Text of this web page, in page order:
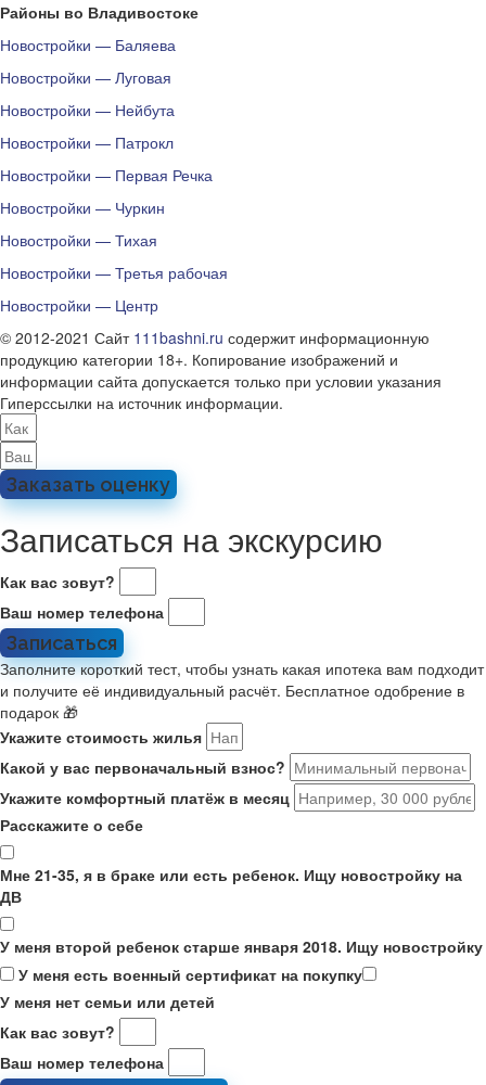
Районы во Владивостоке
Новостройки — Баляева
Новостройки — Луговая
Новостройки — Нейбута
Новостройки — Патрокл
Новостройки — Первая Речка
Новостройки — Чуркин
Новостройки — Тихая
Новостройки — Третья рабочая
Новостройки — Центр
© 2012-2021 Сайт 111bashni.ru содержит информационную
продукцию категории 18+. Копирование изображений и
информации сайта допускается только при условии указания
Гиперссылки на источник информации.
Заказать оценку
Записаться на экскурсию
Как вас зовут?
Ваш номер телефона
Записаться
Заполните короткий тест, чтобы узнать какая ипотека вам подходит
и получите её индивидуальный расчёт. Бесплатное одобрение в
подарок 🎁
Укажите стоимость жилья
Какой у вас первоначальный взнос?
Укажите комфортный платёж в месяц
Расскажите о себе
Мне 21-35, я в браке или есть ребенок. Ищу новостройку на
ДВ
У меня второй ребенок старше января 2018. Ищу новостройку
У меня есть военный сертификат на покупку
У меня нет семьи или детей
Как вас зовут?
Ваш номер телефона